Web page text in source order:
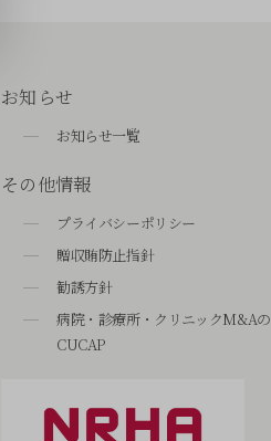
お知らせ
お知らせ一覧
その他情報
プライバシーポリシー
贈収賄防止指針
勧誘方針
病院・診療所・クリニックM&Aの
CUCAP